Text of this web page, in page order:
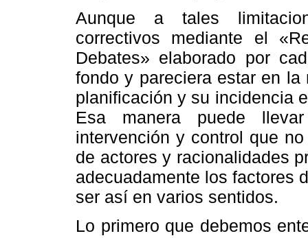
Aunque a tales
correctivos mediante el
Debates» elaborado por
fondo y pareciera estar en
planificación y su incidencia
Esa manera puede
intervención y control que
de actores y racionalidades
adecuadamente los factores
ser así en varios sentidos.
Lo primero que debemos